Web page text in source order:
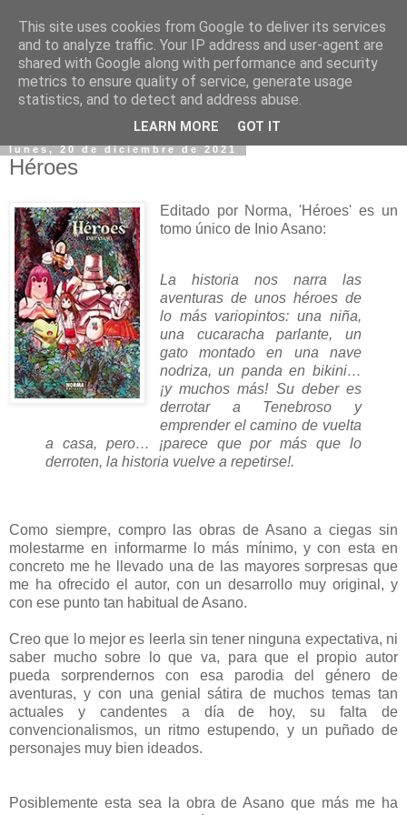
lunes, 20 de diciembre de 2021
Héroes
Editado por Norma, 'Héroes' es un
tomo único de Inio Asano:
La historia nos narra las
aventuras de unos héroes de
lo más variopintos: una niña,
una cucaracha parlante, un
gato montado en una nave
nodriza, un panda en bikini…
¡y muchos más! Su deber es
derrotar a Tenebroso y
emprender el camino de vuelta
a casa, pero… ¡parece que por más que lo
derroten, la historia vuelve a repetirse!.
Como siempre, compro las obras de Asano a ciegas sin
molestarme en informarme lo más mínimo, y con esta en
concreto me he llevado una de las mayores sorpresas que
me ha ofrecido el autor, con un desarrollo muy original, y
con ese punto tan habitual de Asano.
Creo que lo mejor es leerla sin tener ninguna expectativa, ni
saber mucho sobre lo que va, para que el propio autor
pueda sorprendernos con esa parodia del género de
aventuras, y con una genial sátira de muchos temas tan
actuales y candentes a día de hoy, su falta de
convencionalismos, un ritmo estupendo, y un puñado de
personajes muy bien ideados.
Posiblemente esta sea la obra de Asano que más me ha
This site uses cookies from Google to deliver its services
and to analyze traffic. Your IP address and user-agent are
shared with Google along with performance and security
metrics to ensure quality of service, generate usage
statistics, and to detect and address abuse.
LEARN MORE GOT IT